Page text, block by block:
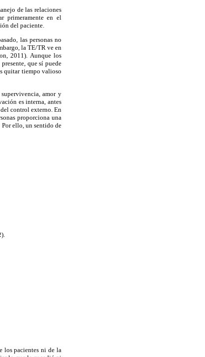
de las relaciones
primeramente en el
del paciente.
las personas no
la TE/TR ve en
2011). Aunque los
que sí puede
quitar tiempo valioso
amor y
es interna, antes
control externo. En
proporciona una
Por ello, un sentido de
los pacientes ni de la